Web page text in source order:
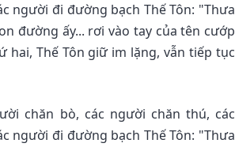
người đi đường bạch Thế Tôn: "Thưa
đường ấy... rơi vào tay của tên cướp
hai, Thế Tôn giữ im lặng, vẫn tiếp tục
chăn bò, các người chăn thú, các
người đi đường bạch Thế Tôn: "Thưa